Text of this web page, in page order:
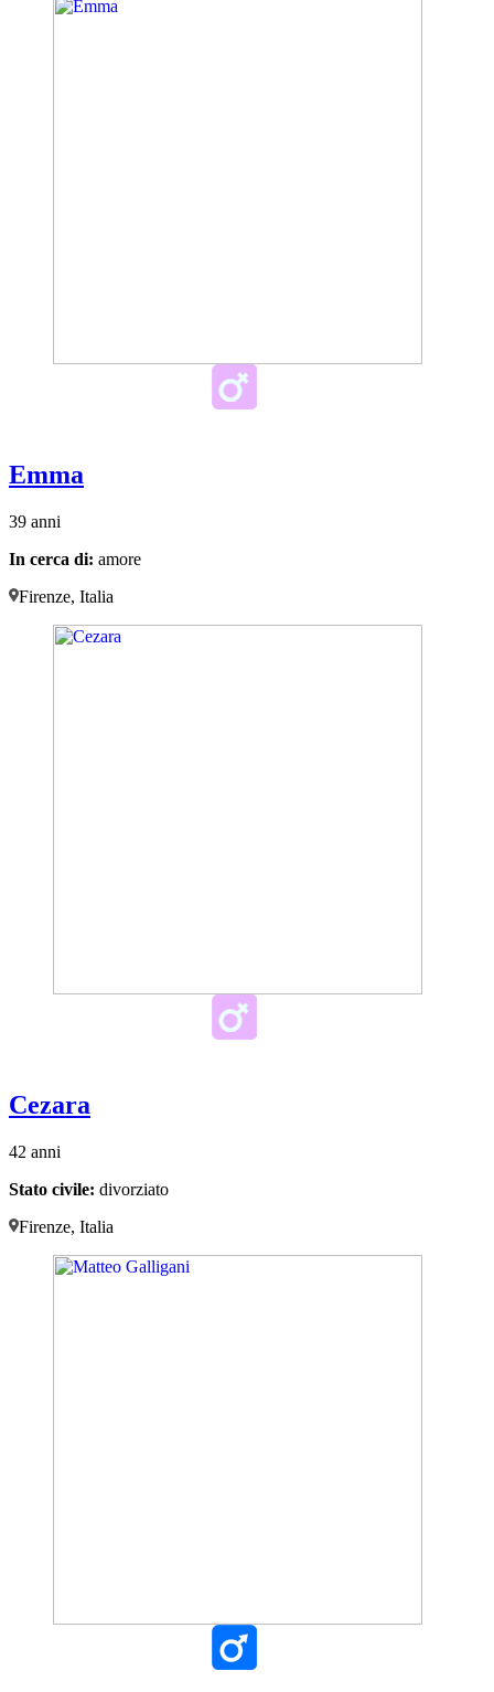
Emma
39 anni
In cerca di: amore
Firenze, Italia
Cezara
42 anni
Stato civile: divorziato
Firenze, Italia